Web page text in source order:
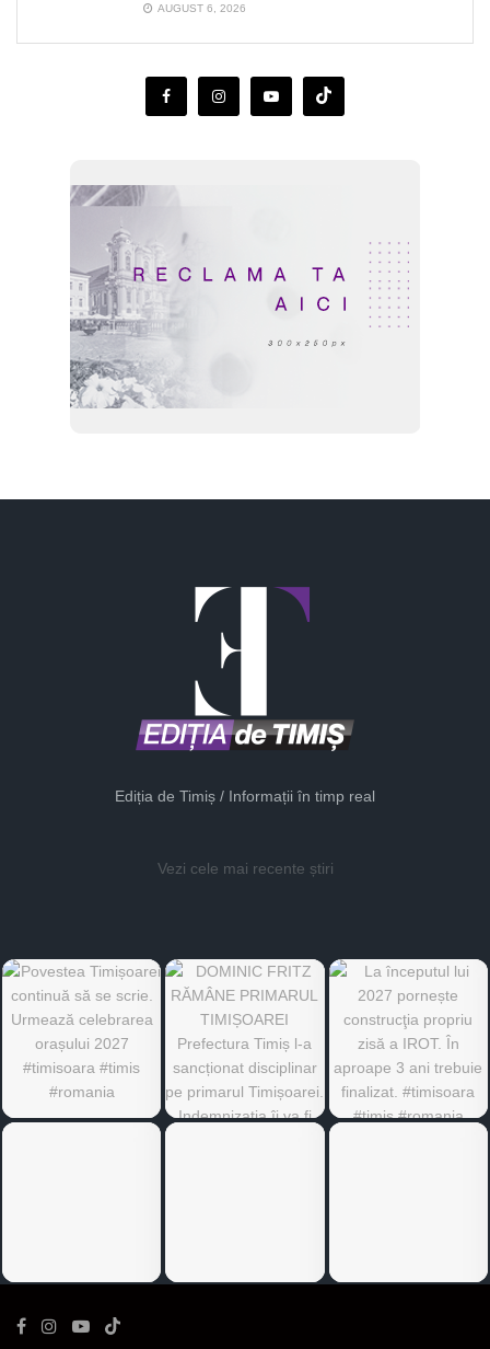
AUGUST 6, 2026
Ediția de Timiș / Informații în timp real
Vezi cele mai recente știri